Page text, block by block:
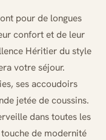
pour de longues
confort et de leur
Héritier du style
votre séjour.
ses accoudoirs
jetée de coussins.
dans toutes les
de modernité